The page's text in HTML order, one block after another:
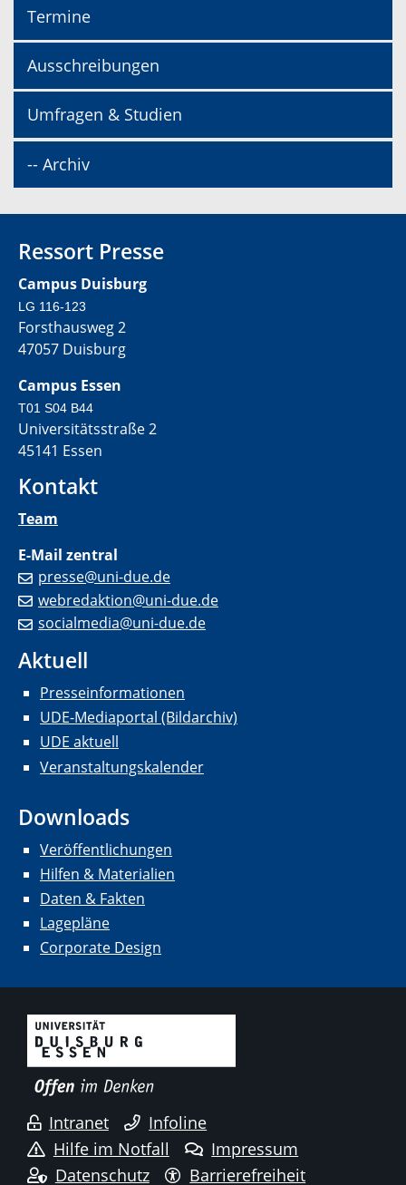
Termine
Ausschreibungen
Umfragen & Studien
-- Archiv
Ressort Presse
Campus Duisburg
LG 116-123
Forsthausweg 2
47057 Duisburg
Campus Essen
T01 S04 B44
Universitätsstraße 2
45141 Essen
Kontakt
Team
E-Mail zentral
presse@uni-due.de
webredaktion@uni-due.de
socialmedia@uni-due.de
Aktuell
Presseinformationen
UDE-Mediaportal (Bildarchiv)
UDE aktuell
Veranstaltungskalender
Downloads
Veröffentlichungen
Hilfen & Materialien
Daten & Fakten
Lagepläne
Corporate Design
Intranet
Infoline
Hilfe im Notfall
Impressum
Datenschutz
Barrierefreiheit